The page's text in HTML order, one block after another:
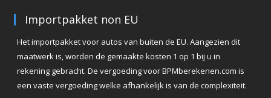
Importpakket non EU
Het importpakket voor autos van buiten de EU. Aangezien dit
maatwerk is, worden de gemaakte kosten 1 op 1 bij u in
rekening gebracht. De vergoeding voor BPMberekenen.com is
een vaste vergoeding welke afhankelijk is van de complexiteit.